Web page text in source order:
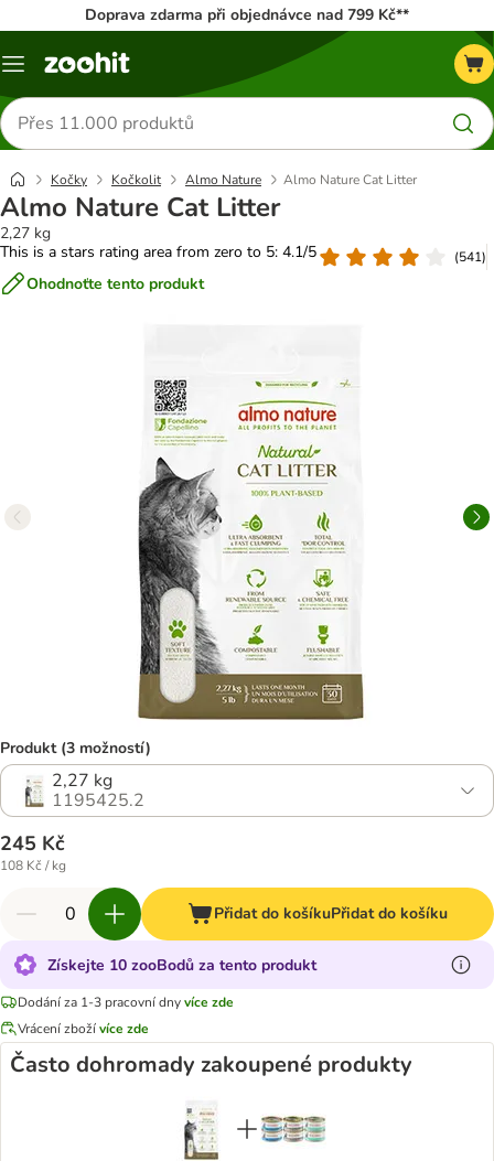
Doprava zdarma při objednávce nad 799 Kč**
Menu
Hledat
produkty
Kočky Kočkolit Almo Nature Almo Nature Cat Litter
Almo Nature Cat Litter
2,27 kg
This is a stars rating area from zero to 5: 4.1/5
(541)
Ohodnoťte tento produkt
Produkt (3 možností)
2,27 kg
1195425.2
245 Kč
108 Kč / kg
Přidat do košíkuPřidat do košíku
Získejte 10 zooBodů za tento produkt
Dodání za 1-3 pracovní dnyvíce zde
Vrácení zbožívíce zde
Často dohromady zakoupené produkty